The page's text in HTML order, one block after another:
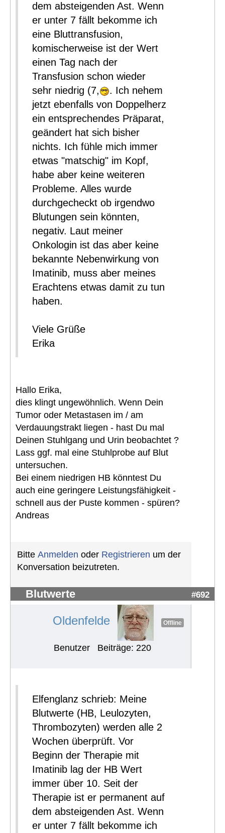
dem absteigenden Ast. Wenn
er unter 7 fällt bekomme ich
eine Bluttransfusion,
komischerweise ist der Wert
einen Tag nach der
Transfusion schon wieder
sehr niedrig (7,
. Ich nehem
jetzt ebenfalls von Doppelherz
ein entsprechendes Präparat,
geändert hat sich bisher
nichts. Ich fühle mich immer
etwas "matschig" im Kopf,
habe aber keine weiteren
Probleme. Alles wurde
durchgecheckt ob irgendwo
Blutungen sein könnten,
negativ. Laut meiner
Onkologin ist das aber keine
bekannte Nebenwirkung von
Imatinib, muss aber meines
Erachtens etwas damit zu tun
haben.
Viele Grüße
Erika
Hallo Erika,
dies klingt ungewöhnlich. Wenn Dein
Tumor oder Metastasen im / am
Verdauungstrakt liegen - hast Du mal
Deinen Stuhlgang und Urin beobachtet ?
Lass ggf. mal eine Stuhlprobe auf Blut
untersuchen.
Bei einem niedrigen HB könntest Du
auch eine geringere Leistungsfähigkeit -
schnell aus der Puste kommen - spüren?
Andreas
Bitte Anmelden oder Registrieren um der
Konversation beizutreten.
Blutwerte #692
Oldenfelde Offline
Benutzer Beiträge: 220
Elfenglanz schrieb: Meine
Blutwerte (HB, Leulozyten,
Thrombozyten) werden alle 2
Wochen überprüft. Vor
Beginn der Therapie mit
Imatinib lag der HB Wert
immer über 10. Seit der
Therapie ist er permanent auf
dem absteigenden Ast. Wenn
er unter 7 fällt bekomme ich